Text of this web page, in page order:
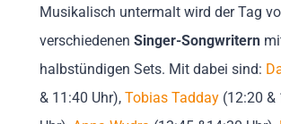
Musikalisch untermalt wird der Tag
verschiedenen Singer-Songwritern
halbstündigen Sets. Mit dabei sind:
& 11:40 Uhr), Tobias Tadday(12:20 &